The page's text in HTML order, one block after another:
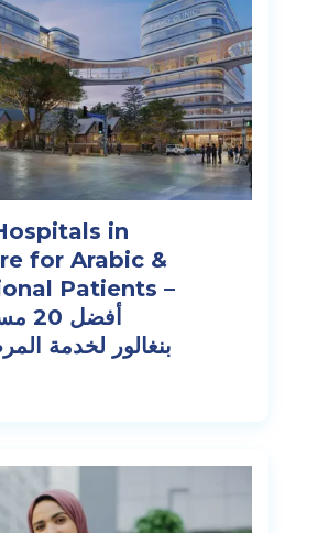
in
for Arabic &
Patients –
بنغالور لخدمة